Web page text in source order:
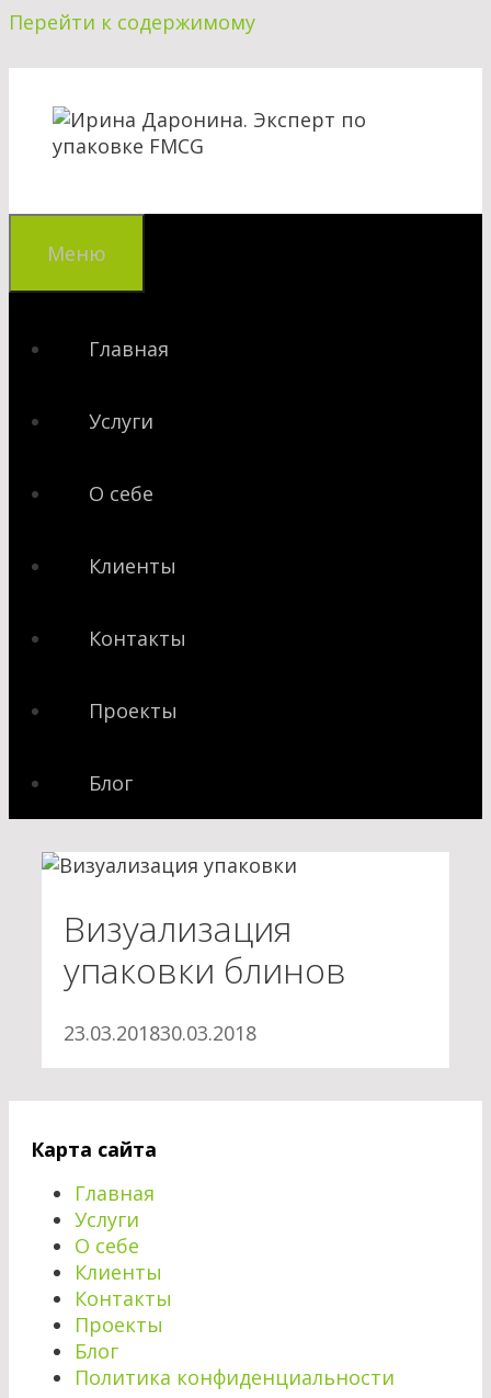
Перейти к содержимому
Меню
Главная
Услуги
О себе
Клиенты
Контакты
Проекты
Блог
Визуализация
упаковки блинов
23.03.201830.03.2018
Карта сайта
Главная
Услуги
О себе
Клиенты
Контакты
Проекты
Блог
Политика конфиденциальности